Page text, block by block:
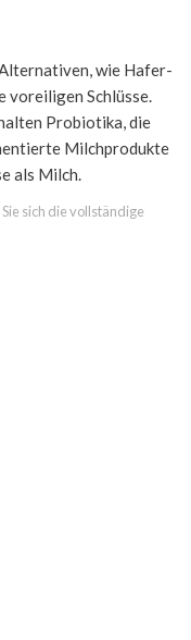
wie Hafer-
voreiligen Schlüsse.
Probiotika, die
Milchprodukte
als Milch.
Sie sich die vollständige